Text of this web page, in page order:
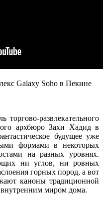
Galaxy Soho в Пекине
торгово-развлекательного
архбюро Захи Хадид в
будущее уже
формами в некоторых
на разных уровнях.
ни углов, ни ровных
горных пород, а вот
каноны традиционной
миром дома.